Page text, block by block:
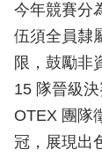
今年競賽分
伍須全員隸
限，鼓勵非
15 隊晉級
OTEX 團隊
冠，展現出